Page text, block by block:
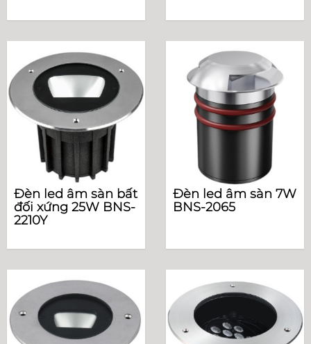
Đèn led âm sàn bất
đối xứng 25W BNS-
2210Y
Đèn led âm sàn 7W
BNS-2065